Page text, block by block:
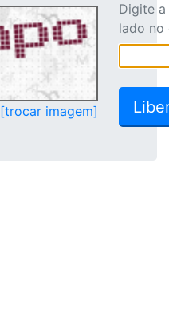
[trocar imagem]
Digite
lado no